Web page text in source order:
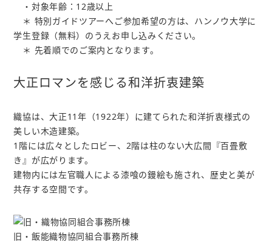
・対象年齢：12歳以上
＊ 特別ガイドツアーへご参加希望の方は、ハンノウ大学に
学生登録（無料）のうえお申し込みください。
＊ 先着順でのご案内となります。
大正ロマンを感じる和洋折衷建築
織協は、大正11年（1922年）に建てられた和洋折衷様式の
美しい木造建築。
1階には広々としたロビー、2階は柱のない大広間『百畳敷
き』が広がります。
建物内には左官職人による漆喰の鏝絵も施され、歴史と美が
共存する空間です。
旧・飯能織物協同組合事務所棟